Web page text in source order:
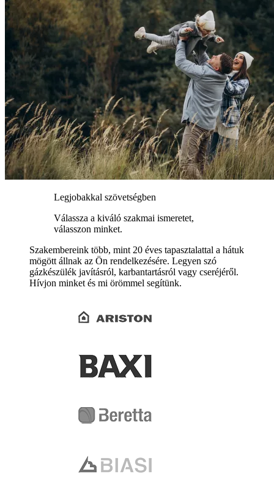
Legjobakkal szövetségben
Válassza a kiváló szakmai ismeretet,
válasszon minket.
Szakembereink több, mint 20 éves tapasztalattal a hátuk
mögött állnak az Ön rendelkezésére. Legyen szó
gázkészülék javításról, karbantartásról vagy cseréjéről.
Hívjon minket és mi örömmel segítünk.